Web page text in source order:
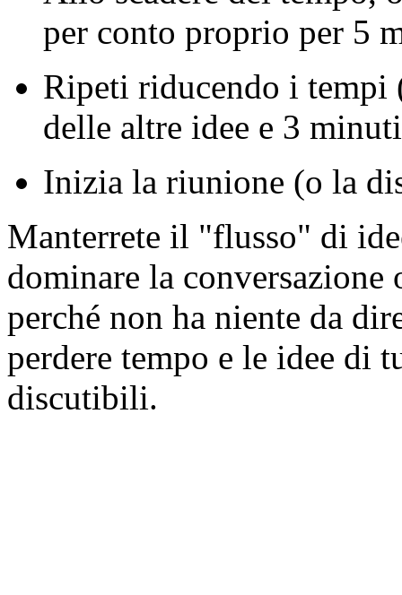
per conto proprio per 5
Ripeti riducendo i tempi
delle altre idee e 3
Inizia la riunione (o la
Manterrete il "flusso" di
dominare la
perché non ha niente da
perdere tempo e le idee di
discutibili.